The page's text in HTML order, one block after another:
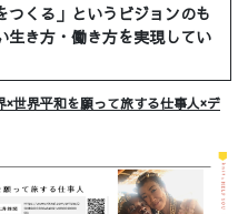
つくる」というビジョンのも
生き方・働き方を実現してい
世界平和を願って旅する仕事人×デ